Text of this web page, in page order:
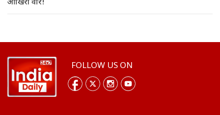
आखिरी वार!
FOLLOW US ON